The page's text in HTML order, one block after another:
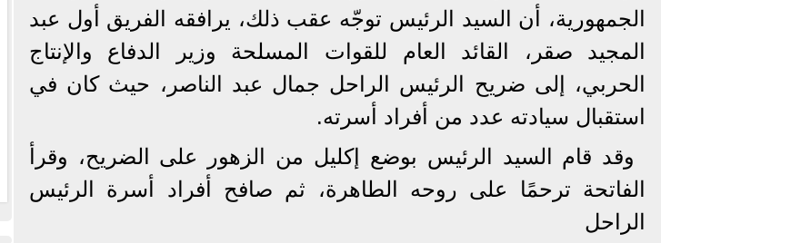
الجمهورية، أن السيد الرئيس توجّه عقب ذلك، يرافقه الفريق أول عبد
المجيد صقر، القائد العام للقوات المسلحة وزير الدفاع والإنتاج
الحربي، إلى ضريح الرئيس الراحل جمال عبد الناصر، حيث كان في
استقبال سيادته عدد من أفراد أسرته.
وقد قام السيد الرئيس بوضع إكليل من الزهور على الضريح، وقرأ
الفاتحة ترحمًا على روحه الطاهرة، ثم صافح أفراد أسرة الرئيس
الراحل